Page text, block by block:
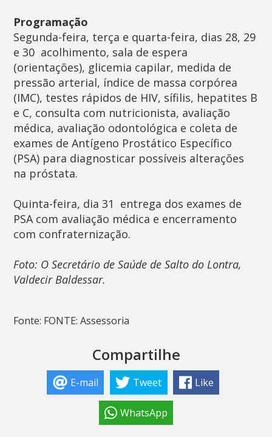
Programação
Segunda-feira, terça e quarta-feira, dias 28, 29
e 30  acolhimento, sala de espera
(orientações), glicemia capilar, medida de
pressão arterial, índice de massa corpórea
(IMC), testes rápidos de HIV, sífilis, hepatites B
e C, consulta com nutricionista, avaliação
médica, avaliação odontológica e coleta de
exames de Antígeno Prostático Específico
(PSA) para diagnosticar possíveis alterações
na próstata.
Quinta-feira, dia 31  entrega dos exames de
PSA com avaliação médica e encerramento
com confraternização.
Foto: O Secretário de Saúde de Salto do Lontra,
Valdecir Baldessar.
Fonte: FONTE: Assessoria
Compartilhe
E-mail Tweet Like
WhatsApp